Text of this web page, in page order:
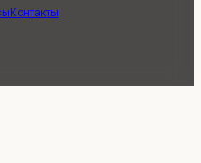
Контакты